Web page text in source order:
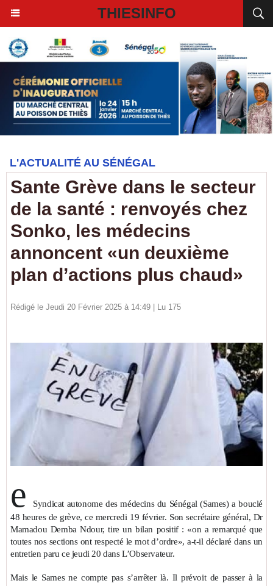
THIESINFO
L'ACTUALITÉ AU SÉNÉGAL
Sante Grève dans le secteur
de la santé : renvoyés chez
Sonko, les médecins
annoncent «un deuxième
plan d’actions plus chaud»
Rédigé le Jeudi 20 Février 2025 à 14:49 | Lu 175
e
Syndicat autonome des médecins du Sénégal (Sames) a bouclé
48 heures de grève, ce mercredi 19 février. Son secrétaire général, Dr
Mamadou Demba Ndour, tire un bilan positif : «on a remarqué que
toutes nos sections ont respecté le mot d’ordre», a-t-il déclaré dans un
entretien paru ce jeudi 20 dans L’Observateur.
Mais le Sames ne compte pas s’arrêter là. Il prévoit de passer à la